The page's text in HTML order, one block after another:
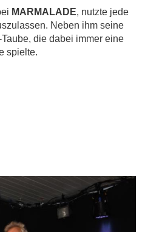
MARMALADE, nutzte jede
Neben ihm seine
die dabei immer eine
spielte.